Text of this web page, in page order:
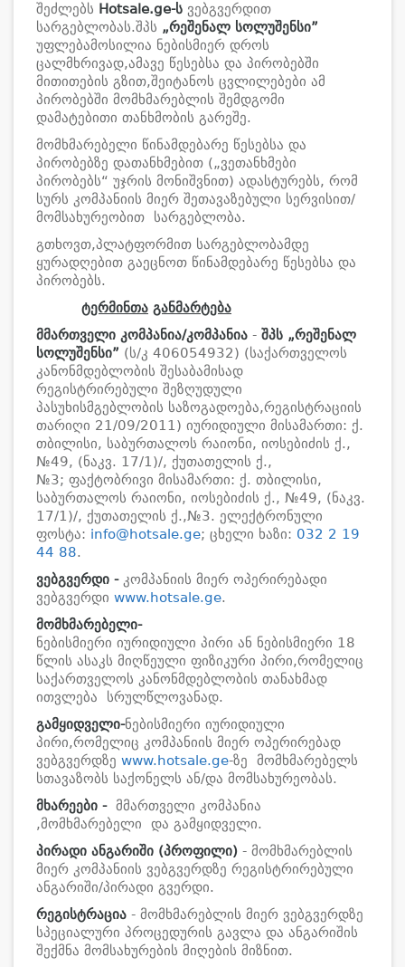
შეძლებს Hotsale.ge-ს ვებგვერდით
სარგებლობას.შპს „რეშენალ სოლუშენსი”
უფლებამოსილია ნებისმიერ დროს
ცალმხრივად,ამავე წესებსა და პირობებში
მითითების გზით,შეიტანოს ცვლილებები ამ
პირობებში მომხმარებლის შემდგომი
დამატებითი თანხმობის გარეშე.
მომხმარებელი წინამდებარე წესებსა და
პირობებზე დათანხმებით („ვეთანხმები
პირობებს“ უჯრის მონიშვნით) ადასტურებს, რომ
სურს კომპანიის მიერ შეთავაზებული სერვისით/
მომსახურეობით სარგებლობა.
გთხოვთ,პლატფორმით სარგებლობამდე
ყურადღებით გაეცნოთ წინამდებარე წესებსა და
პირობებს.
ტერმინთა განმარტება
მმართველი კომპანია/კომპანია - შპს „რეშენალ
სოლუშენსი” (ს/კ 406054932) (საქართველოს
კანონმდებლობის შესაბამისად
რეგისტრირებული შეზღუდული
პასუხისმგებლობის საზოგადოება,რეგისტრაციის
თარიღი 21/09/2011) იურიდიული მისამართი: ქ.
თბილისი, საბურთალოს რაიონი, იოსებიძის ქ.,
№49, (ნაკვ. 17/1)/, ქუთათელის ქ.,
№3; ფაქტობრივი მისამართი: ქ. თბილისი,
საბურთალოს რაიონი, იოსებიძის ქ., №49, (ნაკვ.
17/1)/, ქუთათელის ქ.,№3. ელექტრონული
ფოსტა: info@hotsale.ge; ცხელი ხაზი: 032 2 19
44 88.
ვებგვერდი - კომპანიის მიერ ოპერირებადი
ვებგვერდი www.hotsale.ge.
მომხმარებელი-
ნებისმიერი იურიდიული პირი ან ნებისმიერი 18
წლის ასაკს მიღწეული ფიზიკური პირი,რომელიც
საქართველოს კანონმდებლობის თანახმად
ითვლება სრულწლოვანად.
გამყიდველი-ნებისმიერი იურიდიული
პირი,რომელიც კომპანიის მიერ ოპერირებად
ვებგვერდზე www.hotsale.ge-ზე მომხმარებელს
სთავაზობს საქონელს ან/და მომსახურეობას.
მხარეები -მმართველი კომპანია
,მომხმარებელი და გამყიდველი.
პირადი ანგარიში (პროფილი) - მომხმარებლის
მიერ კომპანიის ვებგვერდზე რეგისტრირებული
ანგარიში/პირადი გვერდი.
რეგისტრაცია - მომხმარებლის მიერ ვებგვერდზე
სპეციალური პროცედურის გავლა და ანგარიშის
შექმნა მომსახურების მიღების მიზნით.